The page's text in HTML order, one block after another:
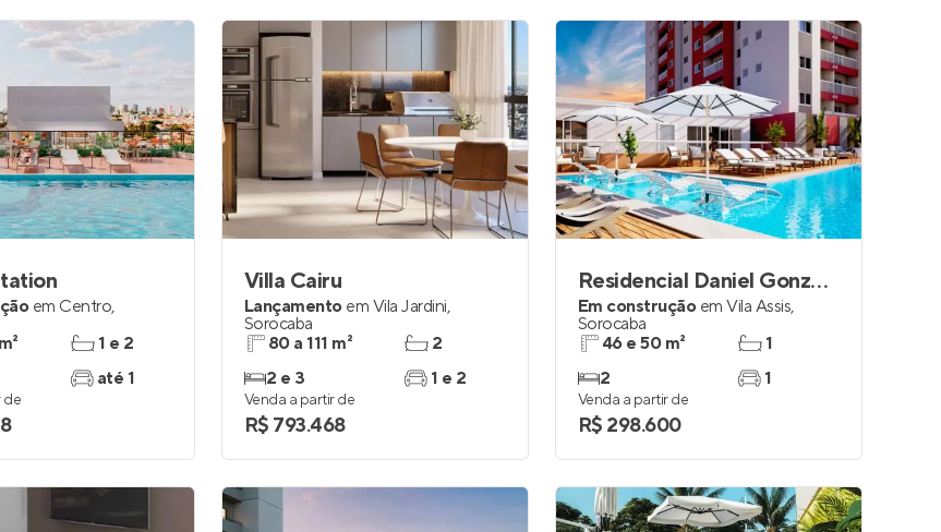
em Centro,
1 e 2
até 1
de
Villa Cairu
Lançamento em Vila Jardini,
Sorocaba
80 a 111 m²
2 e 3
2
1 e 2
Venda a partir de
R$ 793.468
Residencial Daniel Gonzalez
Em construção em Vila Assis,
Sorocaba
46 e 50 m²
2
1
1
Venda a partir de
R$ 298.600